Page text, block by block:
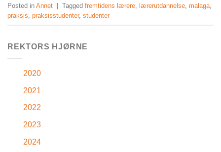
Posted in Annet Tagged fremtidens lærere, lærerutdannelse, malaga,
praksis, praksisstudenter, studenter
REKTORS HJØRNE
2020
2021
2022
2023
2024